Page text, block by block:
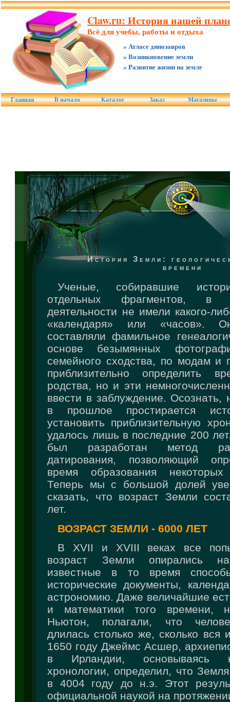
Claw.ru: История нашей
Всё для учебы, работы и отдыха
» Атласе динозавров
» Возникновение земли
» Развитие жизни на земле
Главная В начало Каталог Заказ Магазины
История Земли:
времени
Ученые, собиравшие
отдельных фрагментов, в
деятельности не имели какого-
«календаря» или «часов».
составляли фамильное
основе безымянных
семейного сходства, по модам и
приблизительно определить
родства, но и эти
ввести в заблуждение. Осознать,
в прошлое простирается
установить приблизительную
удалось лишь в последние 200
был разработан метод
датирования, позволяющий
время образования
Теперь мы с большой долей
сказать, что возраст Земли
лет.
ВОЗРАСТ ЗЕМЛИ - 6000 ЛЕТ
В XVII и XVIII веках все
возраст Земли опирались
известные в то время
исторические документы,
астрономию. Даже величайшие
и математики того времени,
Ньютон, полагали, что
длилась столько же, сколько вся
1650 году Джеймс Асшер,
в Ирландии, основываясь
хронологии, определил, что
в 4004 году до н.э. Этот
официальной наукой на